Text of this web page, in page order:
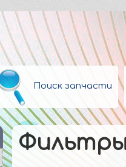
Поиск запчасти